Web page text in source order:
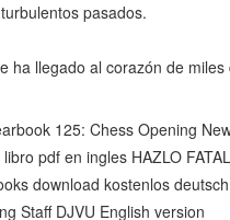
pasados.
ha llegado al corazón de miles
125: Chess Opening
pdf en ingles HAZLO
download kostenlos
Staff DJVU English version